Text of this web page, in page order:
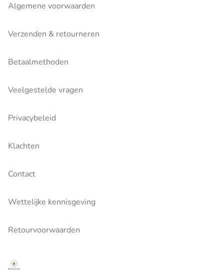
Algemene voorwaarden
Verzenden & retourneren
Betaalmethoden
Veelgestelde vragen
Privacybeleid
Klachten
Contact
Wettelijke kennisgeving
Retourvoorwaarden